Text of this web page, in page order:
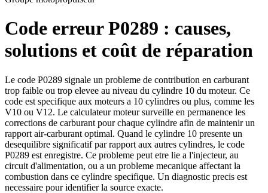
Code erreurP0289 : causes,
solutions et coût de réparation
Le code P0289 signale un probleme de contribution en carburant
trop faible ou trop elevee au niveau du cylindre 10 du moteur. Ce
code est specifique aux moteurs a 10 cylindres ou plus, comme les
V10 ou V12. Le calculateur moteur surveille en permanence les
corrections de carburant pour chaque cylindre afin de maintenir un
rapport air-carburant optimal. Quand le cylindre 10 presente un
desequilibre significatif par rapport aux autres cylindres, le code
P0289 est enregistre. Ce probleme peut etre lie a l'injecteur, au
circuit d'alimentation, ou a un probleme mecanique affectant la
combustion dans ce cylindre specifique. Un diagnostic precis est
necessaire pour identifier la source exacte.